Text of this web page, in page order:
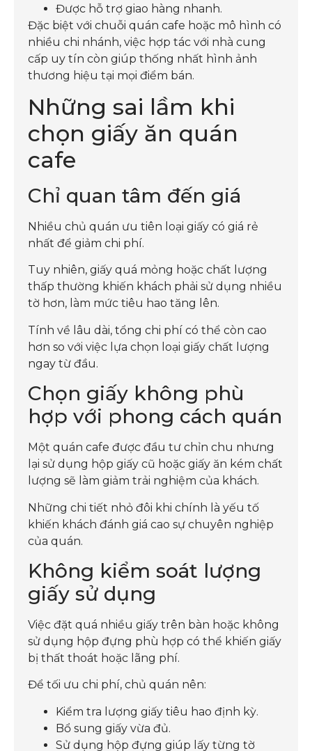
Được hỗ trợ giao hàng nhanh.
Đặc biệt với chuỗi quán cafe hoặc mô hình có
nhiều chi nhánh, việc hợp tác với nhà cung
cấp uy tín còn giúp thống nhất hình ảnh
thương hiệu tại mọi điểm bán.
Những sai lầm khi
chọn giấy ăn quán
cafe
Chỉ quan tâm đến giá
Nhiều chủ quán ưu tiên loại giấy có giá rẻ
nhất để giảm chi phí.
Tuy nhiên, giấy quá mỏng hoặc chất lượng
thấp thường khiến khách phải sử dụng nhiều
tờ hơn, làm mức tiêu hao tăng lên.
Tính về lâu dài, tổng chi phí có thể còn cao
hơn so với việc lựa chọn loại giấy chất lượng
ngay từ đầu.
Chọn giấy không phù
hợp với phong cách quán
Một quán cafe được đầu tư chỉn chu nhưng
lại sử dụng hộp giấy cũ hoặc giấy ăn kém chất
lượng sẽ làm giảm trải nghiệm của khách.
Những chi tiết nhỏ đôi khi chính là yếu tố
khiến khách đánh giá cao sự chuyên nghiệp
của quán.
Không kiểm soát lượng
giấy sử dụng
Việc đặt quá nhiều giấy trên bàn hoặc không
sử dụng hộp đựng phù hợp có thể khiến giấy
bị thất thoát hoặc lãng phí.
Để tối ưu chi phí, chủ quán nên:
Kiểm tra lượng giấy tiêu hao định kỳ.
Bổ sung giấy vừa đủ.
Sử dụng hộp đựng giúp lấy từng tờ